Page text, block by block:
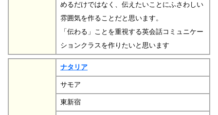
めるだけではなく、伝えたいことにふさわしい
雰囲気を作ることだと思います。
「伝わる」ことを重視する英会話コミュニケー
ションクラスを作りたいと思います
ナタリア
サモア
東新宿